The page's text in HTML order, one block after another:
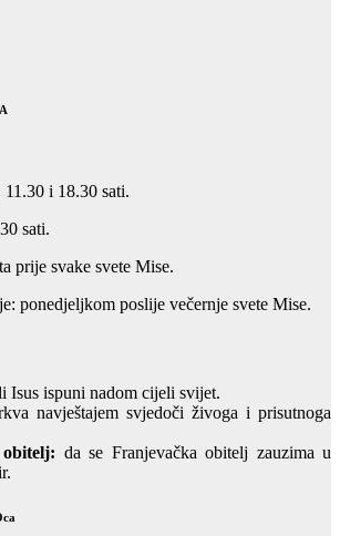
i 18.30 sati.
sati.
prije svake svete Mise.
ponedjeljkom poslije večernje svete Mise.
Isus ispuni nadom cijeli svijet.
navještajem svjedoči živoga i prisutnoga
da se Franjevačka obitelj zauzima u